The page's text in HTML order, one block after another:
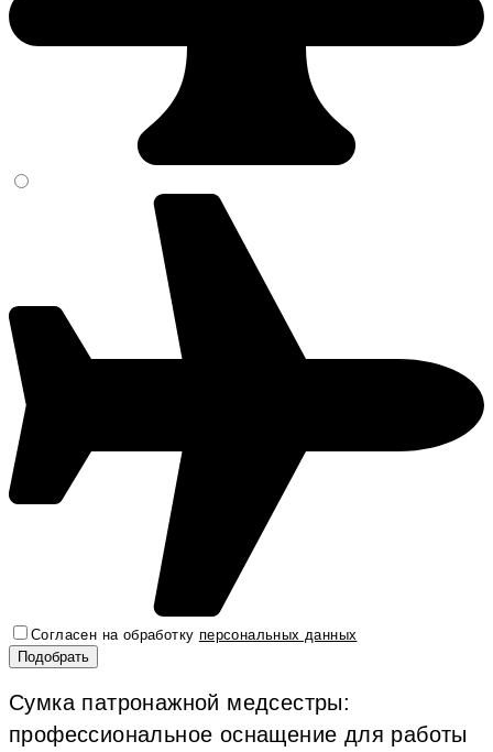
Согласен на обработку персональных данных
Сумка патронажной медсестры:
профессиональное оснащение для работы